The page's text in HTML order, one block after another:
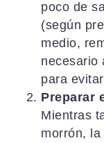
poco de
(según
medio,
necesario
para
Preparar
Mientras
morrón,